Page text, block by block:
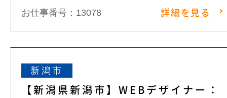
お仕事番号：13078 詳細を見る
新潟市
【新潟県新潟市】WEBデザイナー：